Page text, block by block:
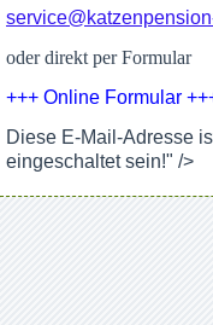
oder direkt per Formular
+++ Online Formular
Diese E-Mail-Adresse
eingeschaltet sein!" />